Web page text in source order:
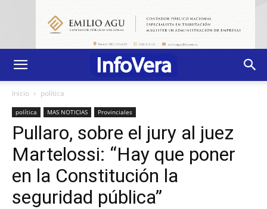
Inicio política
política MAS NOTICIAS Provinciales
Pullaro, sobre el jury al juez
Martelossi: “Hay que poner
en la Constitución la
seguridad pública”